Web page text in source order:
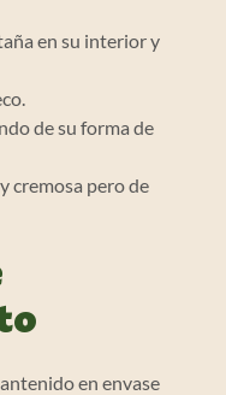
en su interior y
de su forma de
cremosa pero de
en envase